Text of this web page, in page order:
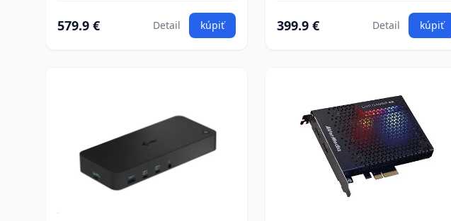
579.9 € Detail kúpiť 399.9 € Detail kúpiť